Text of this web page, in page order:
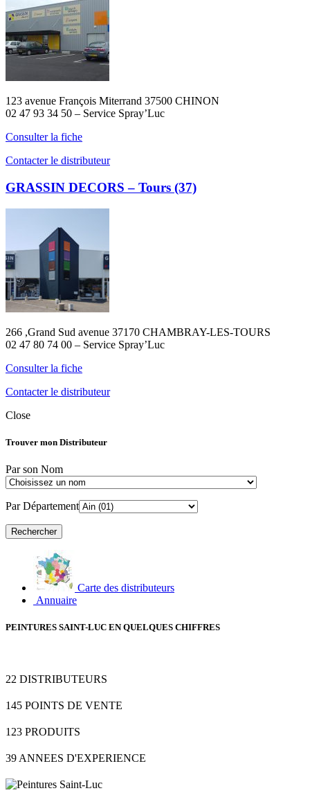
123 avenue François Miterrand 37500 CHINON
02 47 93 34 50 – Service Spray’Luc
Consulter la fiche
Contacter le distributeur
GRASSIN DECORS – Tours (37)
266 ,Grand Sud avenue 37170 CHAMBRAY-LES-TOURS
02 47 80 74 00 – Service Spray’Luc
Consulter la fiche
Contacter le distributeur
Close
Trouver mon Distributeur
Par son Nom
Par Département
Carte des distributeurs
Annuaire
PEINTURES SAINT-LUC EN QUELQUES CHIFFRES
22 DISTRIBUTEURS
145 POINTS DE VENTE
123 PRODUITS
39 ANNEES D'EXPERIENCE